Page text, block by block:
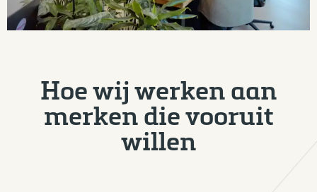
Hoe wij werken aan
merken die vooruit
willen